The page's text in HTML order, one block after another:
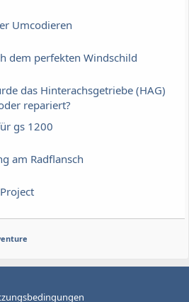
Umcodieren
dem perfekten Windschild
das Hinterachsgetriebe (HAG)
repariert?
gs 1200
am Radflansch